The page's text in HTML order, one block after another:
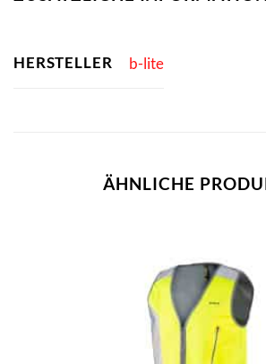
HERSTELLER b-lite
ÄHNLICHE